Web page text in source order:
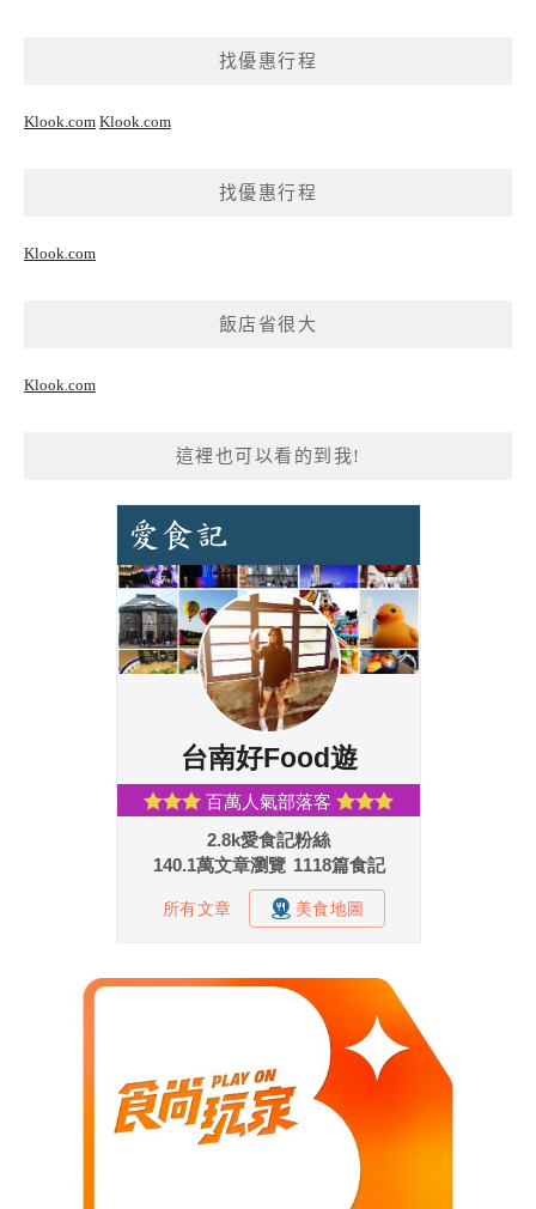
找優惠行程
Klook.com Klook.com
找優惠行程
Klook.com
飯店省很大
Klook.com
這裡也可以看的到我!